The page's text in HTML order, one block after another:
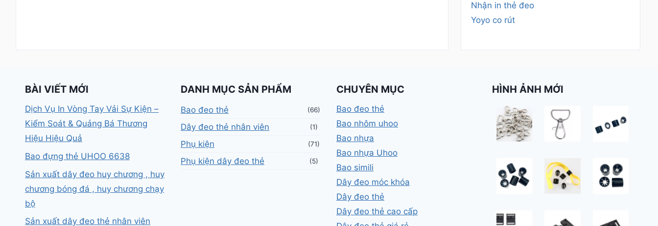
Nhận in thẻ đeo
Yoyo co rút
BÀI VIẾT MỚI
Dịch Vụ In Vòng Tay Vải Sự Kiện –
Kiểm Soát & Quảng Bá Thương
Hiệu Hiệu Quả
Bao đựng thẻ UHOO 6638
Sản xuất dây đeo huy chương , huy
chương bóng đá , huy chương chạy
bộ
Sản xuất dây đeo thẻ nhân viên
DANH MỤC SẢN PHẨM
Bao đeo thẻ (66)
Dây đeo thẻ nhân viên (1)
Phụ kiện (71)
Phụ kiện dây đeo thẻ (5)
CHUYÊN MỤC
Bao đeo thẻ
Bao nhôm uhoo
Bao nhựa
Bao nhựa Uhoo
Bao simili
Dây đeo móc khóa
Dây đeo thẻ
Dây đeo thẻ cao cấp
HÌNH ẢNH MỚI